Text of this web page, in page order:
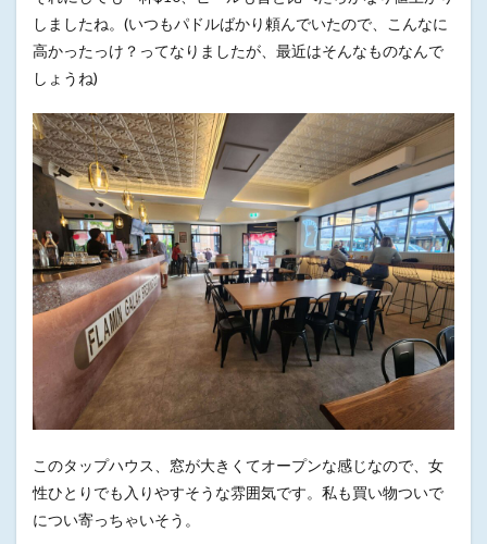
しましたね。(いつもパドルばかり頼んでいたので、こんなに
高かったっけ？ってなりましたが、最近はそんなものなんで
しょうね)
このタップハウス、窓が大きくてオープンな感じなので、女
性ひとりでも入りやすそうな雰囲気です。私も買い物ついで
につい寄っちゃいそう。